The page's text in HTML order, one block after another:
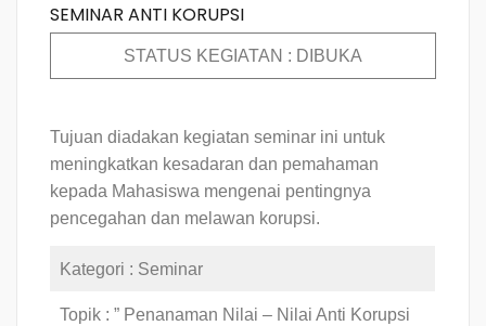
SEMINAR ANTI KORUPSI
STATUS KEGIATAN : DIBUKA
Tujuan diadakan kegiatan seminar ini untuk
meningkatkan kesadaran dan pemahaman
kepada Mahasiswa mengenai pentingnya
pencegahan dan melawan korupsi.
Kategori : Seminar
Topik : ” Penanaman Nilai – Nilai Anti Korupsi